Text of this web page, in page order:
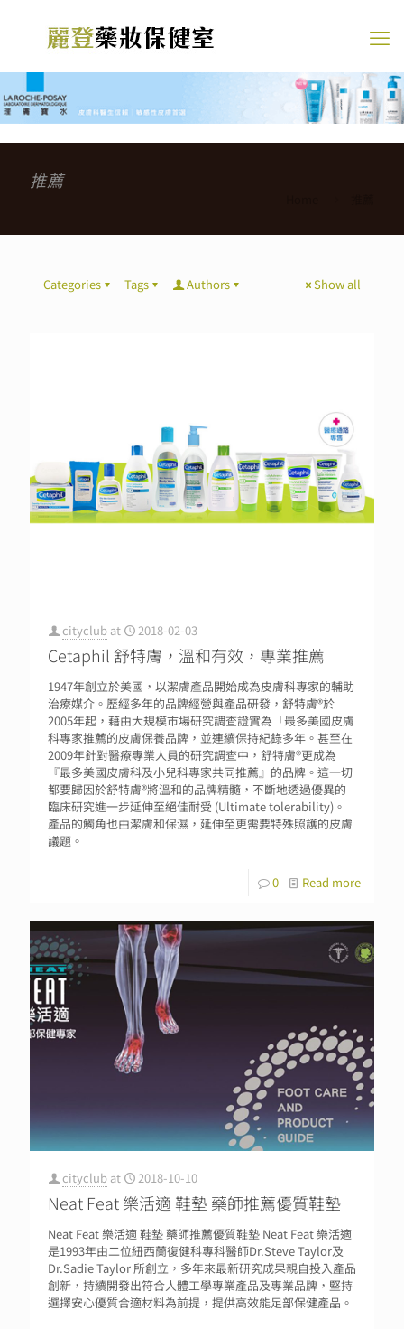
推薦
Categories Tags Authors Show all
cityclub at 2018-02-03
Cetaphil 舒特膚，溫和有效，專業推薦
1947年創立於美國，以潔膚產品開始成為皮膚科專家的輔助
治療媒介。歷經多年的品牌經營與產品研發，舒特膚®於
2005年起，藉由大規模市場研究調查證實為「最多美國皮膚
科專家推薦的皮膚保養品牌，並連續保持紀錄多年。甚至在
2009年針對醫療專業人員的研究調查中，舒特膚®更成為
『最多美國皮膚科及小兒科專家共同推薦』的品牌。這一切
都要歸因於舒特膚®將溫和的品牌精髓，不斷地透過優異的
臨床研究進一步延伸至絕佳耐受 (Ultimate tolerability)。
產品的觸角也由潔膚和保濕，延伸至更需要特殊照護的皮膚
議題。
0 Read more
cityclub at 2018-10-10
Neat Feat 樂活適 鞋墊 藥師推薦優質鞋墊
Neat Feat 樂活適 鞋墊 藥師推薦優質鞋墊 Neat Feat 樂活適
是1993年由二位紐西蘭復健科專科醫師Dr.Steve Taylor及
Dr.Sadie Taylor 所創立，多年來最新研究成果親自投入產品
創新，持續開發出符合人體工學專業產品及專業品牌，堅持
選擇安心優質合適材料為前提，提供高效能足部保健產品。